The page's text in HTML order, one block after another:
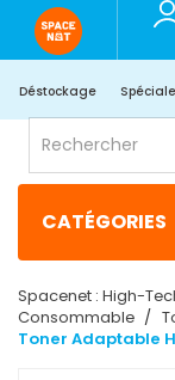
Déstockage
CATÉGORIES
Spacenet : High-
Consommable
Toner Adaptable